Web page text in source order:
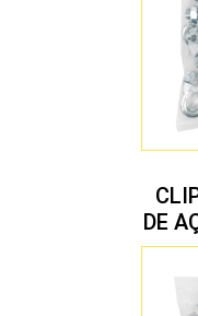
DE